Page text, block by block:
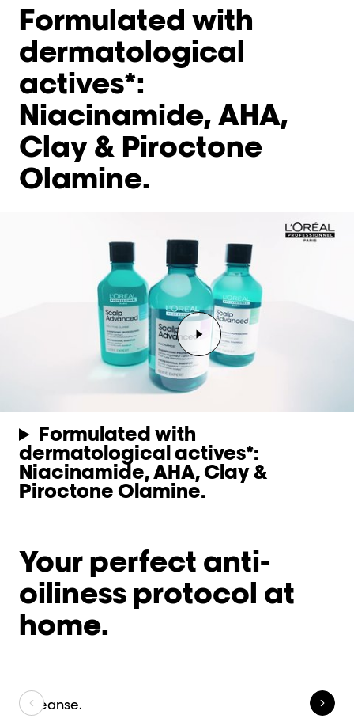
Formulated with
dermatological
actives*:
Niacinamide, AHA,
Clay & Piroctone
Olamine.
Lance la vidéo Lecteur
Formulated with
dermatological actives*:
Niacinamide, AHA, Clay &
Piroctone Olamine.
Your perfect anti-
oiliness protocol at
home.
Cleanse.